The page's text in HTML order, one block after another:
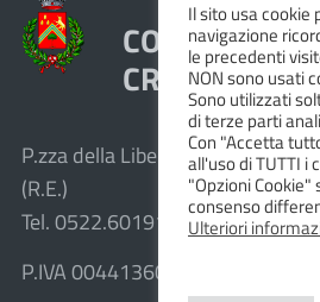
COMUNE DI
CROSTOLO
P.zza della Libertà, 1 – 42030
(R.E.)
Tel. 0522.601911 – Fax
P.IVA 00441360351
Il sito usa cookie
navigazione
le precedenti
NON sono usati
Sono utilizzati
di terze parti
Con "Accetta
all'uso di TUTTI i
"Opzioni Cookie"
consenso
Ulteriori